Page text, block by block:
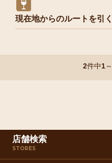
現在地からのルートを引く
2件中1～
店舗検索
STORES